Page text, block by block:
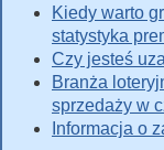
Kiedy warto
statystyka
Czy jesteś
Branża
sprzedaży w
Informacja o